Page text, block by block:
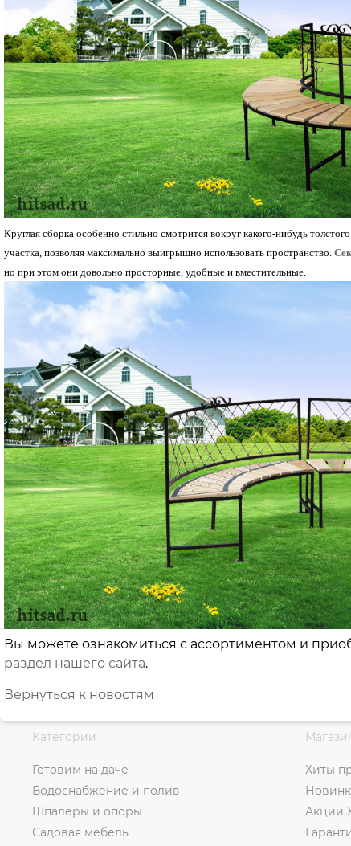
Круглая сборка особенно стильно смотрится вокруг какого-нибудь
участка, позволяя максимально выигрышно использовать пространство.
но при этом они довольно просторные, удобные и вместительные.
Вы можете ознакомиться с ассортиментом и
раздел нашего сайта.
Вернуться к новостям
Категории
Готовим на даче
Водоснабжение и полив
Шпалеры и опоры
Садовая мебель
Хиты
Акции